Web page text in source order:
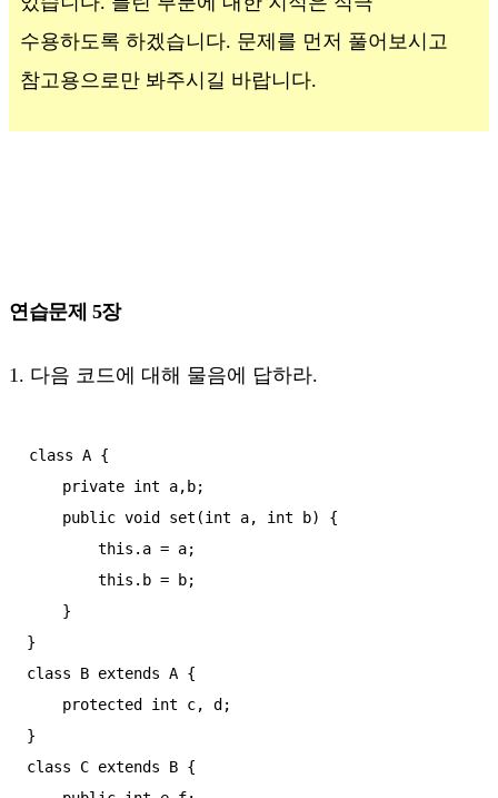
수용하도록 하겠습니다. 문제를 먼저 풀어보시고
참고용으로만 봐주시길 바랍니다.
연습문제 5장
1. 다음 코드에 대해 물음에 답하라.
class A {
}
class B extends A {
}
class C extends B {